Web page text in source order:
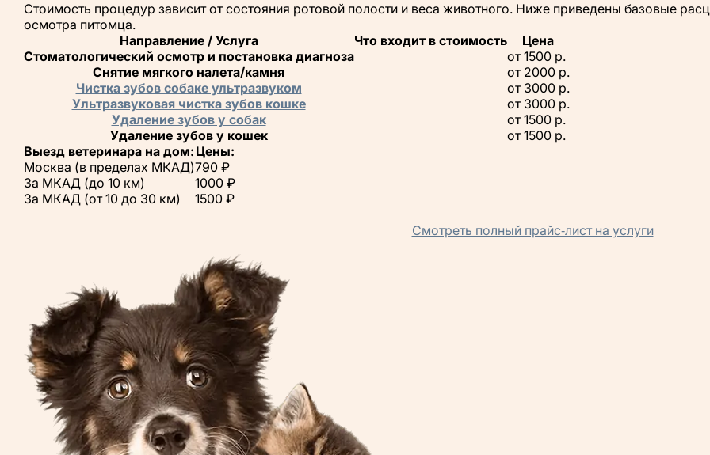
Стоимость процедур зависит от состояния ротовой полости и веса животного. Ниже приведены базовые
осмотра питомца.
Направление / Услуга
Что входит в стоимость
Цена
Стоматологический осмотр и постановка диагноза
от 1500 р.
Снятие мягкого налета/камня
от 2000 р.
Чистка зубов собаке ультразвуком
от 3000 р.
Ультразвуковая чистка зубов кошке
от 3000 р.
Удаление зубов у собак
от 1500 р.
Удаление зубов у кошек
от 1500 р.
Выезд ветеринара на дом: Цены:
Москва (в пределах МКАД)790 ₽
За МКАД (до 10 км)
1000 ₽
За МКАД (от 10 до 30 км)
1500 ₽
Смотреть полный прайс‑лист на услуги